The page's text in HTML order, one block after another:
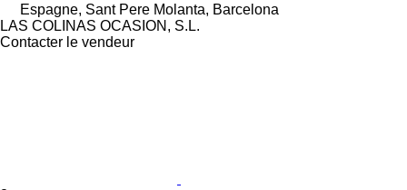
Espagne, Sant Pere Molanta, Barcelona
LAS COLINAS OCASION, S.L.
Contacter le vendeur